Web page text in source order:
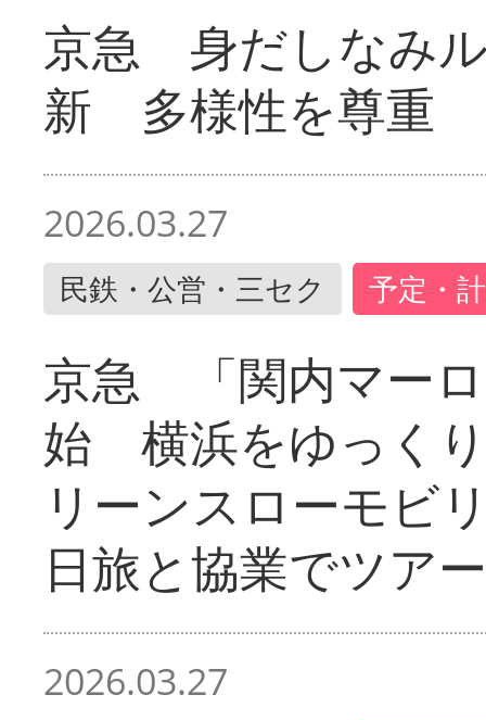
京急 身だしなみ
新 多様性を尊重
2026.03.27
民鉄・公営・三セク 予定・
京急 「関内マー
始 横浜をゆっく
リーンスローモ
日旅と協業でツアー
2026.03.27